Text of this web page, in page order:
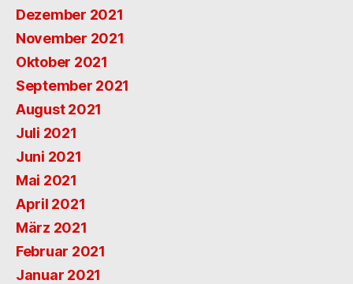
Dezember 2021
November 2021
Oktober 2021
September 2021
August 2021
Juli 2021
Juni 2021
Mai 2021
April 2021
März 2021
Februar 2021
Januar 2021